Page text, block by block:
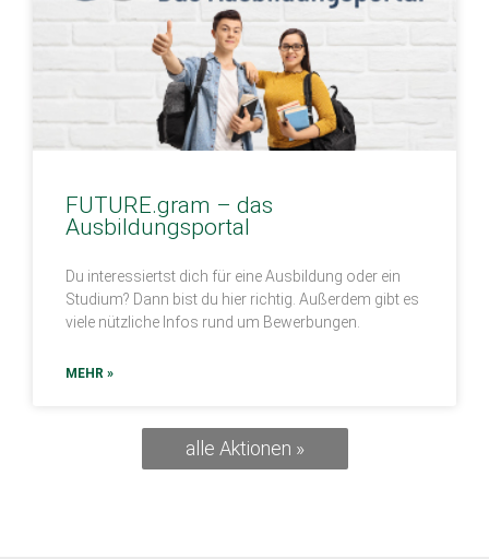
FUTURE.gram – das
Ausbildungsportal
Du interessiertst dich für eine Ausbildung oder ein
Studium? Dann bist du hier richtig. Außerdem gibt es
viele nützliche Infos rund um Bewerbungen.
MEHR »
alle Aktionen »